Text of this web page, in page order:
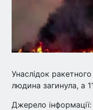
Унаслідок
людина загинула, а
Джерело інформації: